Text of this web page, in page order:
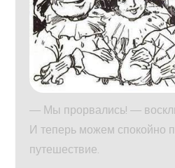
— Мы прорвались! —
И теперь можем спокойно
путешествие.